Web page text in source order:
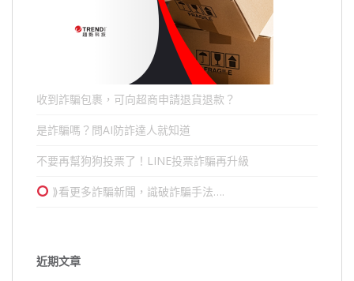
收到詐騙包裹，可向超商申請退貨退款？
是詐騙嗎？問AI防詐達人就知道
不要再幫狗狗投票了！LINE投票詐騙再升級
⟫看更多詐騙新聞，識破詐騙手法….
近期文章